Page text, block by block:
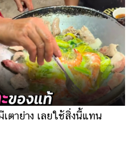
ตาย่าง เลยใช้สิ่งนี้แทน